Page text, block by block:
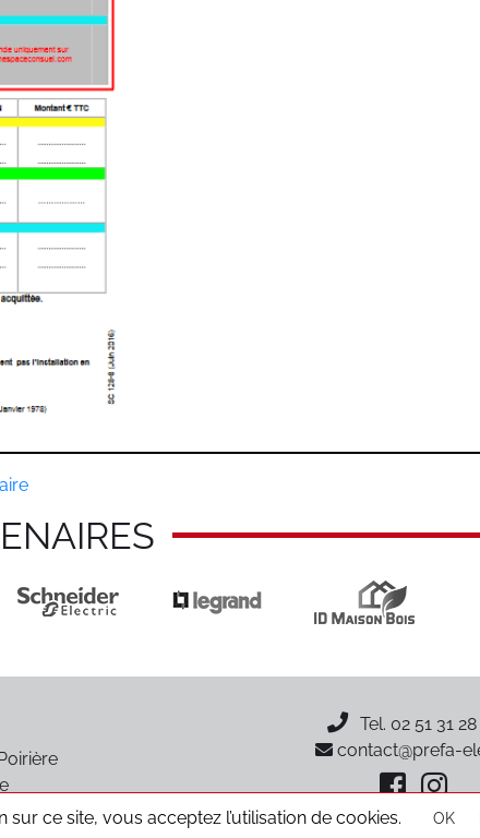
Tel. 02 51 31
contact@prefa-
ce site, vous acceptez l’utilisation de cookies. OK